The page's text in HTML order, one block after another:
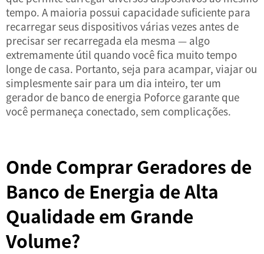
tempo. A maioria possui capacidade suficiente para
recarregar seus dispositivos várias vezes antes de
precisar ser recarregada ela mesma — algo
extremamente útil quando você fica muito tempo
longe de casa. Portanto, seja para acampar, viajar ou
simplesmente sair para um dia inteiro, ter um
gerador de banco de energia Poforce garante que
você permaneça conectado, sem complicações.
Onde Comprar Geradores de
Banco de Energia de Alta
Qualidade em Grande
Volume?